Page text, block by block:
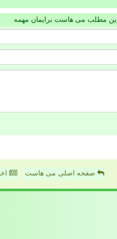
مطلب می هاست برایمان مهمه
صفحه اصلی می هاست